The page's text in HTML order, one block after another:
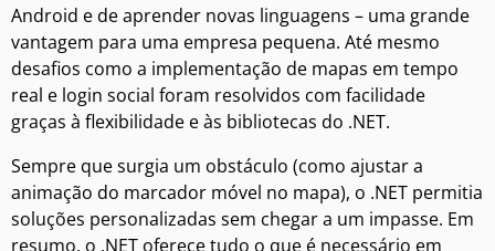
Android e de aprender novas linguagens – uma grande
vantagem para uma empresa pequena. Até mesmo
desafios como a implementação de mapas em tempo
real e login social foram resolvidos com facilidade
graças à flexibilidade e às bibliotecas do .NET.
Sempre que surgia um obstáculo (como ajustar a
animação do marcador móvel no mapa), o .NET permitia
soluções personalizadas sem chegar a um impasse. Em
resumo, o .NET oferece tudo o que é necessário em